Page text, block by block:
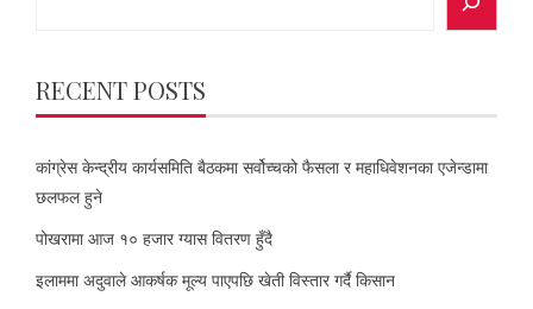
RECENT POSTS
कांग्रेस केन्द्रीय कार्यसमिति बैठकमा सर्वोच्चको फैसला र महाधिवेशनका एजेन्डामा
छलफल हुने
पोखरामा आज १० हजार ग्यास वितरण हुँदै
इलाममा अदुवाले आकर्षक मूल्य पाएपछि खेती विस्तार गर्दै किसान